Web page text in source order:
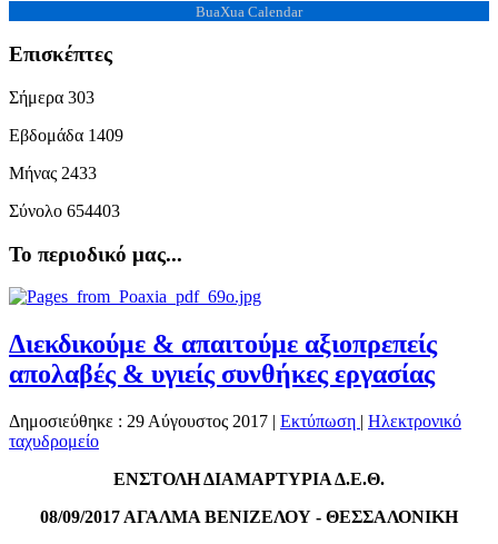
BuaXua Calendar
Επισκέπτες
Σήμερα 303
Εβδομάδα 1409
Μήνας 2433
Σύνολο 654403
Το περιοδικό μας...
Διεκδικούμε & απαιτούμε αξιοπρεπείς
απολαβές & υγιείς συνθήκες εργασίας
Δημοσιεύθηκε : 29 Αύγουστος 2017 | Εκτύπωση | Ηλεκτρονικό
ταχυδρομείο
ΕΝΣΤΟΛΗ ΔΙΑΜΑΡΤΥΡΙΑ Δ.Ε.Θ.
08/09/2017 ΑΓΑΛΜΑ ΒΕΝΙΖΕΛΟΥ - ΘΕΣΣΑΛΟΝΙΚΗ